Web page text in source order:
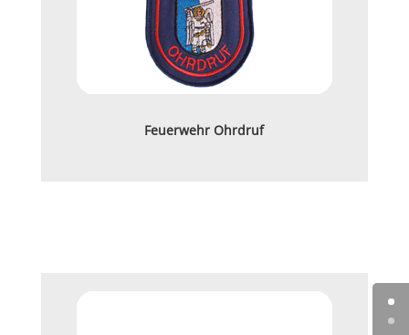
Feuerwehr Ohrdruf